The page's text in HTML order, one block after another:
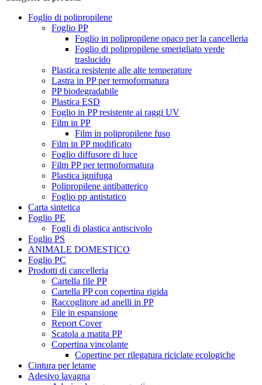
Foglio di polipropilene
Foglio PP
Foglio in polipropilene opaco per la cancelleria
Foglio di polipropilene smerigliato verde
traslucido
Plastica resistente alle alte temperature
Lastra in PP per termoformatura
PP biodegradabile
Plastica ESD
Foglio in PP resistente ai raggi UV
Film in PP
Film in polipropilene fuso
Film in PP modificato
Foglio diffusore di luce
Film PP per termoformatura
Plastica ignifuga
Polipropilene antibatterico
Foglio pp antistatico
Carta sintetica
Foglio PE
Fogli di plastica antiscivolo
Foglio PS
ANIMALE DOMESTICO
Foglio PC
Prodotti di cancelleria
Cartella file PP
Cartella PP con copertina rigida
Raccoglitore ad anelli in PP
File in espansione
Report Cover
Scatola a matita PP
Copertina vincolante
Copertine per rilegatura riciclate ecologiche
Cintura per letame
Adesivo lavagna